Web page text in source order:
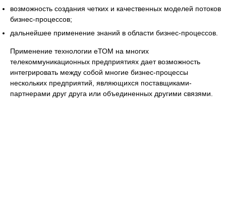
возможность создания четких и качественных моделей потоков
бизнес-процессов;
дальнейшее применение знаний в области бизнес-процессов.
Применение технологии еТОМ на многих
телекоммуникационных предприятиях дает возможность
интегрировать между собой многие бизнес-процессы
нескольких предприятий, являющихся поставщиками-
партнерами друг друга или объединенных другими связями.